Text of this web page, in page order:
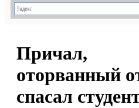
Причал,
оторванный
спасал